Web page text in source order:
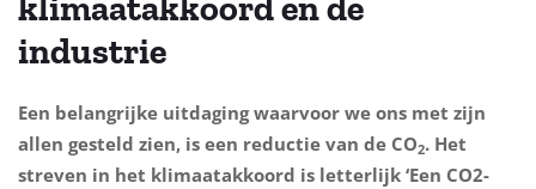
klimaatakkoord en de
industrie
Een belangrijke uitdaging waarvoor we ons met zijn
allen gesteld zien, is een reductie van de CO2. Het
streven in het klimaatakkoord is letterlijk ‘Een CO2-